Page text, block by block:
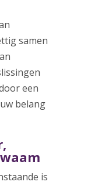
samen
een
belang
is